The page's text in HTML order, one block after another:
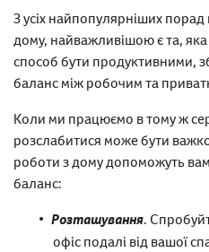
З усіх найпопулярніших
дому, найважливішою є та,
способ бути продуктивними,
баланс між робочим та
Коли ми працюємо в тому ж
розслабитися може бути
роботи з дому допоможуть
баланс:
Розташування.
офіс подалі від вашої